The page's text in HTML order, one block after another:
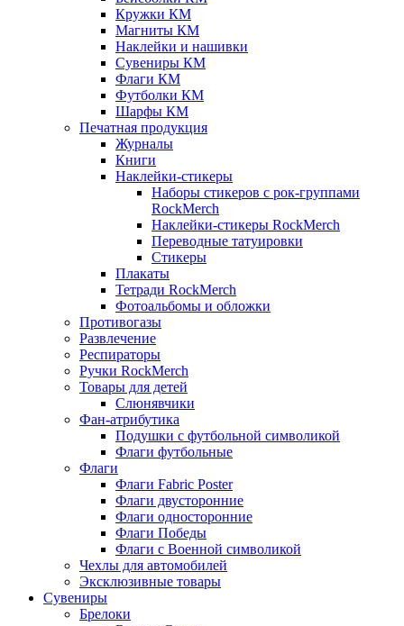
Кружки КМ
Магниты КМ
Наклейки и нашивки
Сувениры КМ
Флаги КМ
Футболки КМ
Шарфы КМ
Печатная продукция
Журналы
Книги
Наклейки-стикеры
Наборы стикеров с рок-группами
RockMerch
Наклейки-стикеры RockMerch
Переводные татуировки
Стикеры
Плакаты
Тетради RockMerch
Фотоальбомы и обложки
Противогазы
Развлечение
Респираторы
Ручки RockMerch
Товары для детей
Слюнявчики
Фан-атрибутика
Подушки с футбольной символикой
Флаги футбольные
Флаги
Флаги Fabric Poster
Флаги двусторонние
Флаги односторонние
Флаги Победы
Флаги с Военной символикой
Чехлы для автомобилей
Эксклюзивные товары
Сувениры
Брелоки